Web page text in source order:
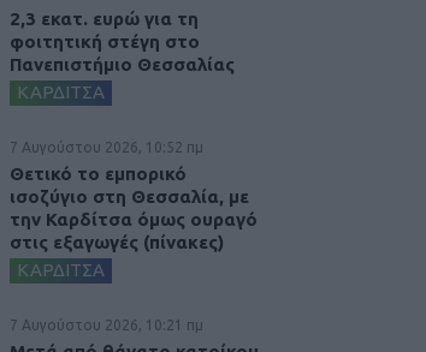
2,3 εκατ. ευρώ για τη
φοιτητική στέγη στο
Πανεπιστήμιο Θεσσαλίας
ΚΑΡΔΙΤΣΑ
7 Αυγούστου 2026, 10:52 πμ
Θετικό το εμπορικό
ισοζύγιο στη Θεσσαλία, με
την Καρδίτσα όμως ουραγό
στις εξαγωγές (πίνακες)
ΚΑΡΔΙΤΣΑ
7 Αυγούστου 2026, 10:21 πμ